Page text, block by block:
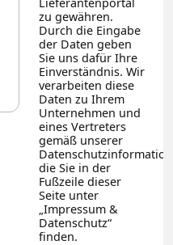
zu gewähren.
Durch die Eingabe
der Daten geben
Sie uns dafür Ihre
Einverständnis. Wir
verarbeiten diese
Daten zu Ihrem
Unternehmen und
eines Vertreters
gemäß unserer
die Sie in der
Fußzeile dieser
Seite unter
„Impressum &
Datenschutz“
finden.